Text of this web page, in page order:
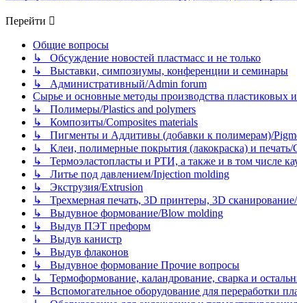
Перейти
Общие вопросы
↳ Обсуждение новостей пластмасс и не только
↳ Выставки, симпозиумы, конференции и семинары
↳ Административный/Admin forum
Сырье и основные методы производства пластиковых
↳ Полимеры/Plastics and polymers
↳ Композиты/Сomposites materials
↳ Пигменты и Аддитивы (добавки к полимерам)/
↳ Клеи, полимерные покрытия (лакокраска) и печать/
↳ Термоэластопласты и РТИ, а также и в том числе
↳ Литье под давлением/Injection molding
↳ Экструзия/Extrusion
↳ Трехмерная печать, 3D принтеры, 3D
↳ Выдувное формование/Blow molding
↳ Выдув ПЭТ преформ
↳ Выдув канистр
↳ Выдув флаконов
↳ Выдувное формование Прочие вопросы
↳ Термоформование, каландрование, сварка и
↳ Вспомогательное оборудование для переработки